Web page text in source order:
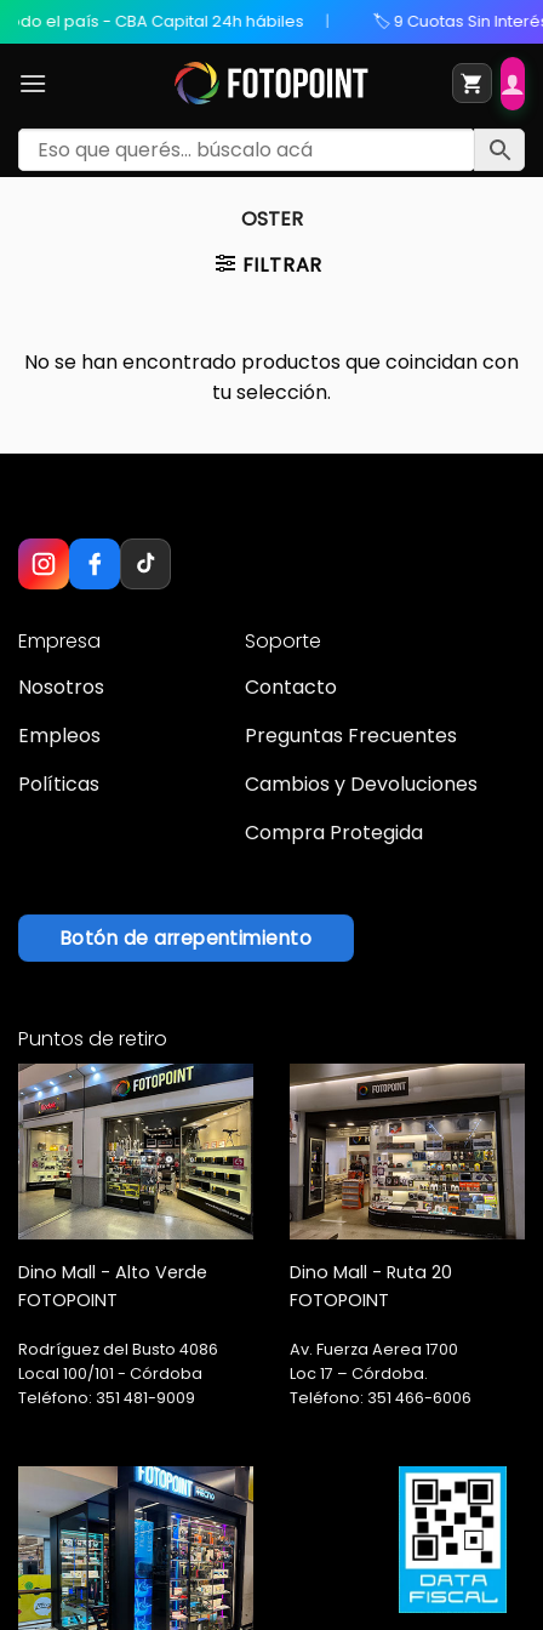
el país - CBA Capital 24h hábiles 🏷️ 9 Cuotas Sin Interés
OSTER
FILTRAR
No se han encontrado productos que coincidan con
tu selección.
Empresa
Nosotros
Empleos
Políticas
Soporte
Contacto
Preguntas Frecuentes
Cambios y Devoluciones
Compra Protegida
Botón de arrepentimiento
Puntos de retiro
Dino Mall - Alto Verde
FOTOPOINT
Rodríguez del Busto 4086
Local 100/101 - Córdoba
Teléfono: 351 481-9009
Dino Mall - Ruta 20
FOTOPOINT
Av. Fuerza Aerea 1700
Loc 17 – Córdoba.
Teléfono: 351 466-6006